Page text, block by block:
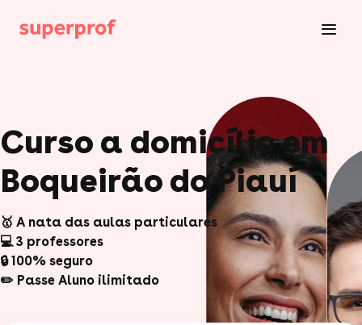
Curso a domicílio em
Boqueirão do Piauí
🥇 A nata das aulas particulares
💻 3 professores
🔒 100% seguro
✏️ Passe Aluno ilimitado